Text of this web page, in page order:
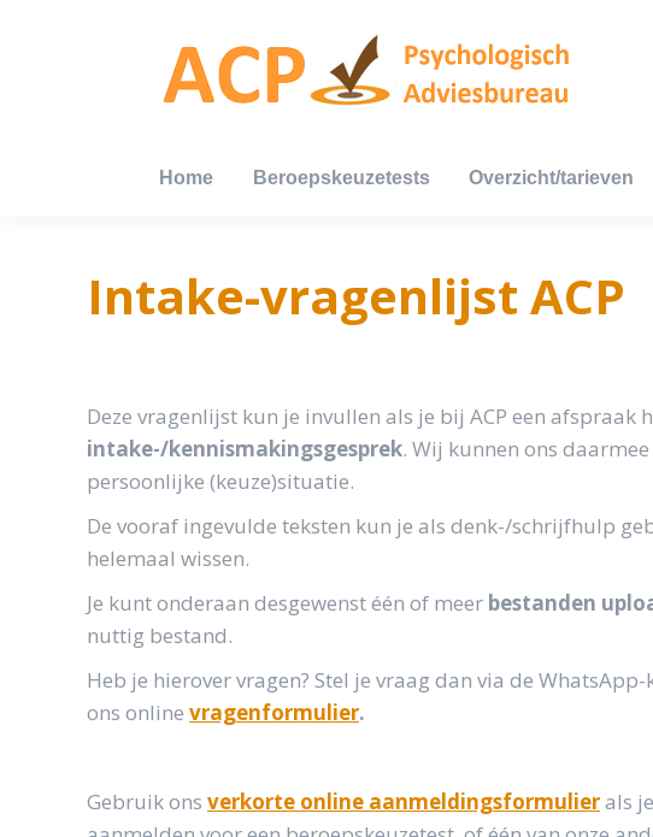
Home Beroepskeuzetests Overzicht/tarieven
Intake-vragenlijst ACP
Deze vragenlijst kun je invullen als je bij ACP een afspraak
intake-/kennismakingsgesprek. Wij kunnen ons
persoonlijke (keuze)situatie.
De vooraf ingevulde teksten kun je als denk-/schrijfhulp
helemaal wissen.
Je kunt onderaan desgewenst één of meer bestanden
nuttig bestand.
Heb je hierover vragen? Stel je vraag dan via de
ons online vragenformulier.
Gebruik ons verkorte online aanmeldingsformulierals
Beroepskeuzetests